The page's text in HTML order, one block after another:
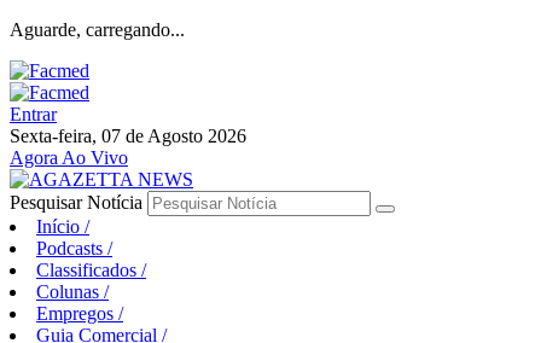
Aguarde, carregando...
Entrar
Sexta-feira, 07 de Agosto 2026
Agora Ao Vivo
Pesquisar Notícia
Início /
Podcasts /
Classificados /
Colunas /
Empregos /
Guia Comercial /